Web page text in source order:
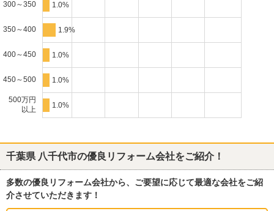
300～350 1.0%
350～400 1.9%
400～450 1.0%
450～500 1.0%
500万円
以上
1.0%
千葉県 八千代市の優良リフォーム会社をご紹介！
多数の優良リフォーム会社から、ご要望に応じて最適な会社をご紹
介させていただきます！